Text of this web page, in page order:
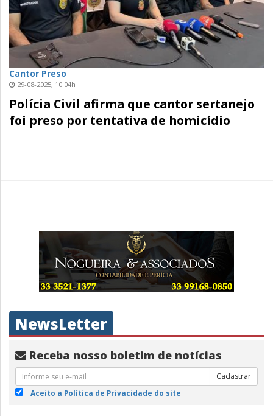
Cantor Preso
29-08-2025, 10:04h
Polícia Civil afirma que cantor sertanejo
foi preso por tentativa de homicídio
NewsLetter
Receba nosso boletim de notícias
Cadastrar
Aceito a Política de Privacidade do site